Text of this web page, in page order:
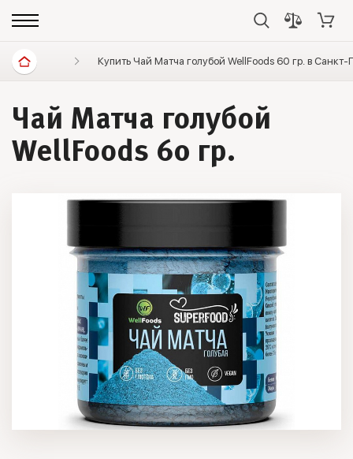
Диетические продукты Элитный чай
Купить Чай Матча голубой WellFoods 60 гр. в Санкт-
Чай Матча голубой
WellFoods 60 гр.